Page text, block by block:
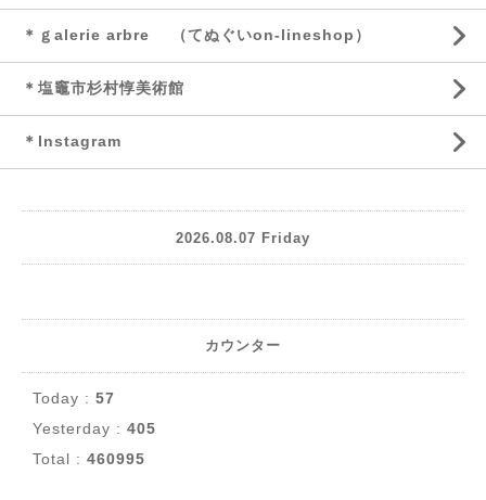
＊ｇalerie arbre （てぬぐいon-lineshop）
＊塩竈市杉村惇美術館
＊Instagram
2026.08.07 Friday
カウンター
Today : 57
Yesterday : 405
Total : 460995